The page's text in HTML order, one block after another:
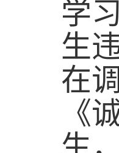
学
生
在
《